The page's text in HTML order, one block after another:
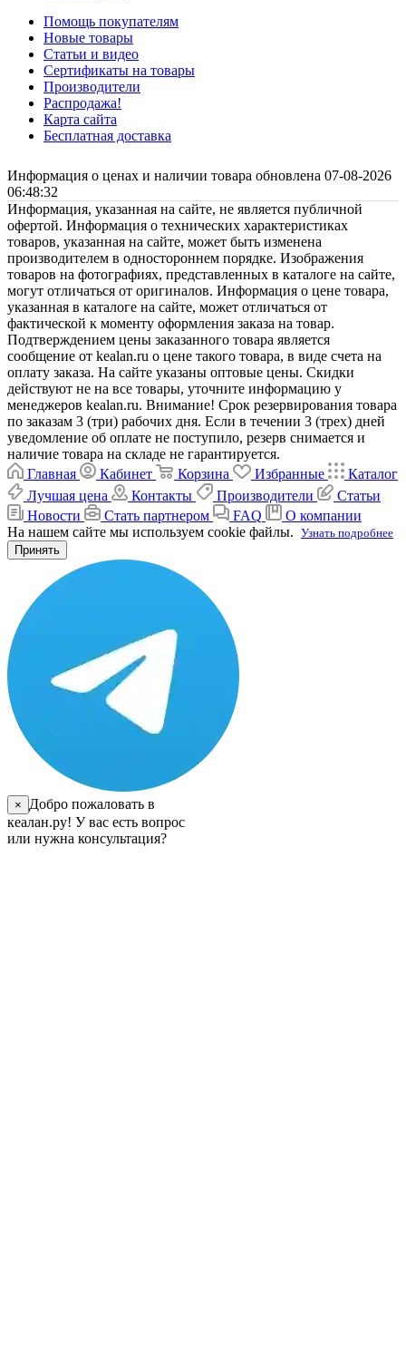
Помощь покупателям
Новые товары
Статьи и видео
Сертификаты на товары
Производители
Распродажа!
Карта сайта
Бесплатная доставка
Информация о ценах и наличии товара обновлена 07-08-2026
06:48:32
Информация, указанная на сайте, не является публичной
офертой. Информация о технических характеристиках
товаров, указанная на сайте, может быть изменена
производителем в одностороннем порядке. Изображения
товаров на фотографиях, представленных в каталоге на сайте,
могут отличаться от оригиналов. Информация о цене товара,
указанная в каталоге на сайте, может отличаться от
фактической к моменту оформления заказа на товар.
Подтверждением цены заказанного товара является
сообщение от kealan.ru о цене такого товара, в виде счета на
оплату заказа. На сайте указаны оптовые цены. Скидки
действуют не на все товары, уточните информацию у
менеджеров kealan.ru. Внимание! Срок резервирования товара
по заказам 3 (три) рабочих дня. Если в течении 3 (трех) дней
уведомление об оплате не поступило, резерв снимается и
наличие товара на складе не гарантируется.
Главная
Кабинет Корзина Избранные
Каталог
Лучшая цена
Контакты Производители
Статьи
Новости
Стать партнером FAQ
О компании
На нашем сайте мы используем cookie файлы. Узнать подробнее
Принять
×
Добро пожаловать в
кеалан.ру! У вас есть вопрос
или нужна консультация?